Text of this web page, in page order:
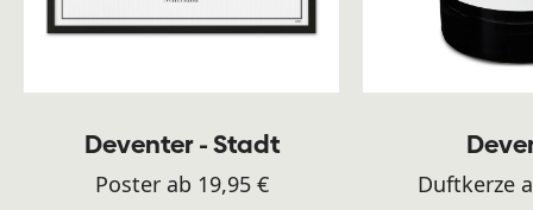
Deventer - Stadt
Poster ab 19,95 € Duftkerze